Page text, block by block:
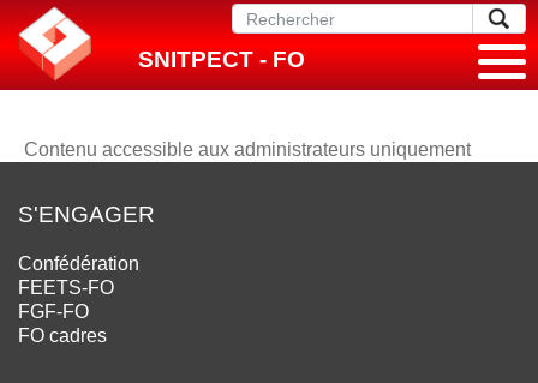
SNITPECT - FO
Contenu accessible aux administrateurs uniquement
S'ENGAGER
Confédération
FEETS-FO
FGF-FO
FO cadres